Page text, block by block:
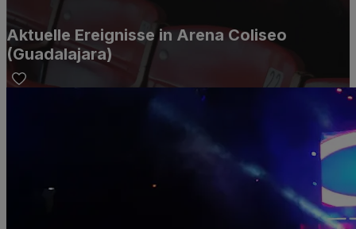
Aktuelle Ereignisse in Arena Coliseo
(Guadalajara)